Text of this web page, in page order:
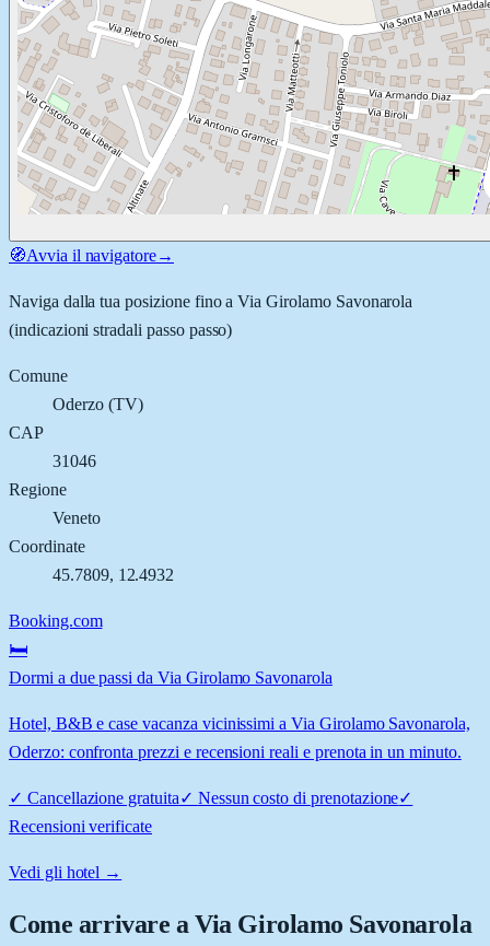
🧭Avvia il navigatore→
Naviga dalla tua posizione fino aVia Girolamo Savonarola
(indicazioni stradali passo passo)
Comune
Oderzo(TV)
CAP
31046
Regione
Veneto
Coordinate
45.7809, 12.4932
Booking.com
🛏️
Dormi a due passi da Via Girolamo Savonarola
Hotel, B&B e case vacanza vicinissimi a Via Girolamo Savonarola,
Oderzo: confronta prezzi e recensioni reali e prenota in un minuto.
✓ Cancellazione gratuita✓ Nessun costo di prenotazione✓
Recensioni verificate
Vedi gli hotel →
Come arrivare aVia Girolamo Savonarola